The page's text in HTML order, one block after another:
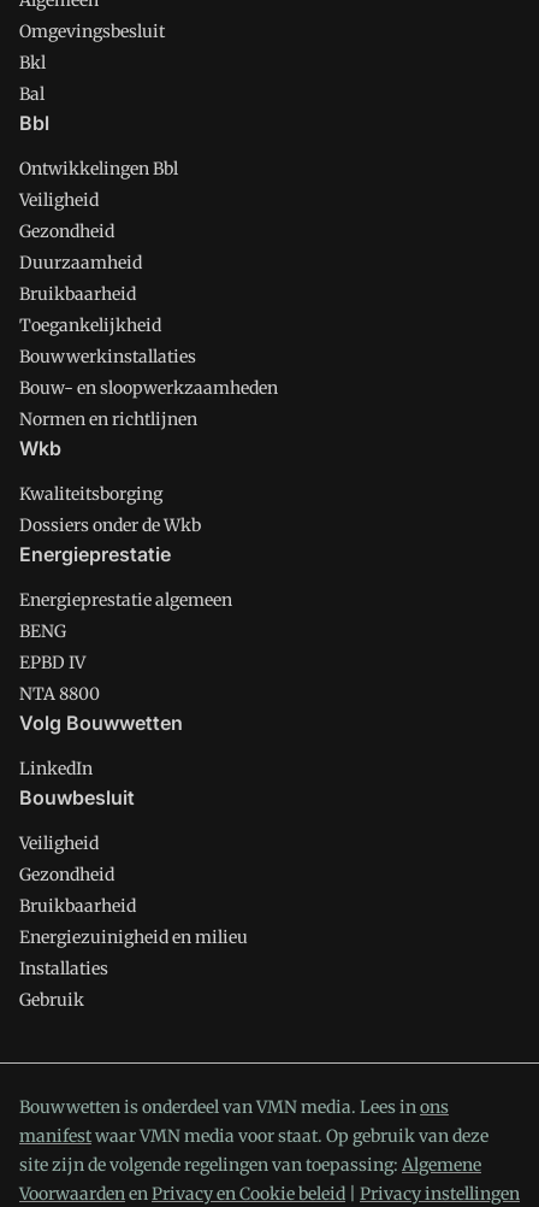
Omgevingsbesluit
Bkl
Bal
Bbl
Ontwikkelingen Bbl
Veiligheid
Gezondheid
Duurzaamheid
Bruikbaarheid
Toegankelijkheid
Bouwwerkinstallaties
Bouw- en sloopwerkzaamheden
Normen en richtlijnen
Wkb
Kwaliteitsborging
Dossiers onder de Wkb
Energieprestatie
Energieprestatie algemeen
BENG
EPBD IV
NTA 8800
Volg Bouwwetten
LinkedIn
Bouwbesluit
Veiligheid
Gezondheid
Bruikbaarheid
Energiezuinigheid en milieu
Installaties
Gebruik
Bouwwetten is onderdeel van VMN media. Lees inons
manifestwaar VMN media voor staat. Op gebruik van deze
site zijn de volgende regelingen van toepassing: Algemene
VoorwaardenenPrivacy en Cookie beleid Privacy instellingen